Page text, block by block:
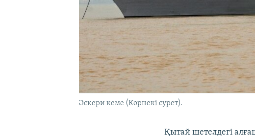
Әскери кеме (Көрнекі сурет).
Қытай шетелдегі